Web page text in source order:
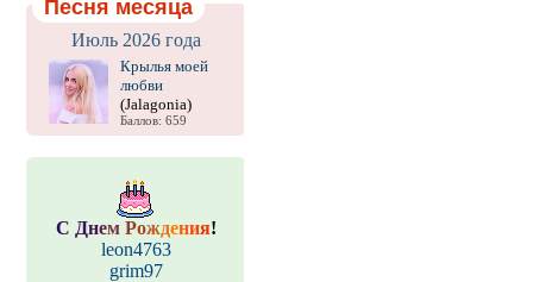
Песня месяца
Июль 2026 года
Крылья моей
любви
(Jalagonia)
Баллов: 659
С Днем Рождения!
leon4763
grim97